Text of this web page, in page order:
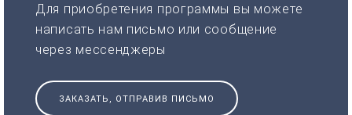
Для приобретения программы вы можете
написать нам письмо или сообщение
через мессенджеры
ЗАКАЗАТЬ, ОТПРАВИВ ПИСЬМО